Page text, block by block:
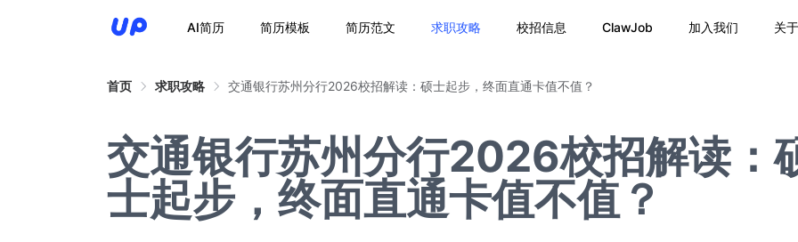
AI简历 简历模板 简历范文 求职攻略 校招信息 ClawJob 加入我们 关
首页 求职攻略 交通银行苏州分行2026校招解读：硕士起步，终面直通卡值不值？
交通银行苏州分行2026校招解读：
士起步，终面直通卡值不值？